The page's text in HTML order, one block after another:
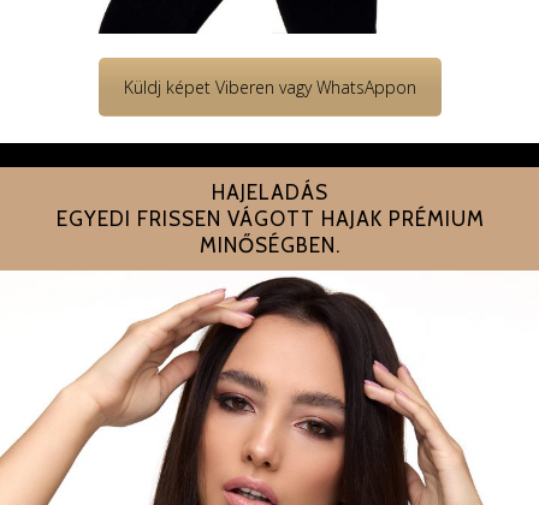
Küldj képet Viberen vagy WhatsAppon
HAJELADÁS
EGYEDI FRISSEN VÁGOTT HAJAK PRÉMIUM
MINŐSÉGBEN.